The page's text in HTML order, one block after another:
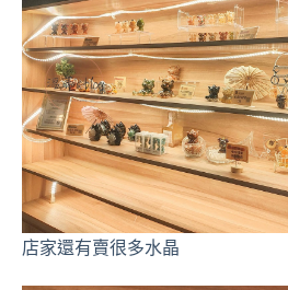
店家還有賣很多水晶